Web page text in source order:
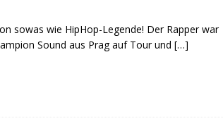
sowas wie HipHop-Legende! Der Rapper war
Sound aus Prag auf Tour und […]